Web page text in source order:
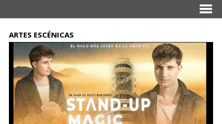
ARTES ESCÉNICAS